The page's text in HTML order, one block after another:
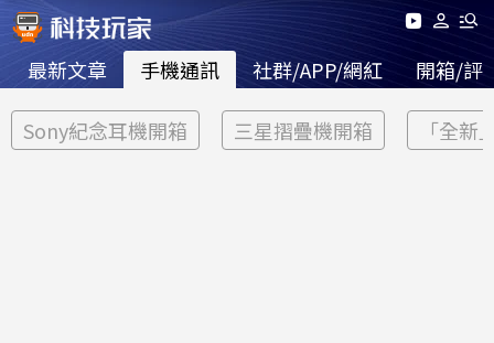
最新文章 手機通訊 社群/APP/網紅 開箱/評
Sony紀念耳機開箱 三星摺疊機開箱 「全新